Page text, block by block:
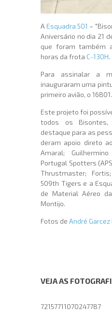
A Esquadra 501 –
Aniversário no dia 21
que foram também
horas da frota C-130H.
Para assinalar a
inauguraram uma
primeiro avião, o 16801.
Este projeto foi
todos os
destaque para as
deram apoio direto
Amaral;
Portugal Spotters
Thrustmaster;
509th Tigers e a
de Material Aéreo
Montijo.
Fotos de André
VEJA AS
72157711070247787